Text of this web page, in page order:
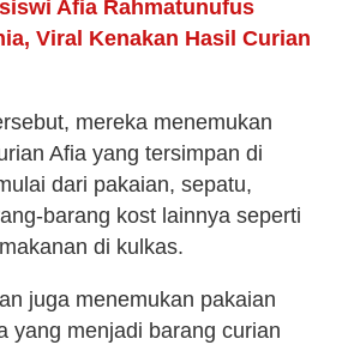
Afia Rahmatunufus
Viral Kenakan Hasil Curian
mereka menemukan
Afia yang tersimpan di
dari pakaian, sepatu,
barang kost lainnya seperti
di kulkas.
juga menemukan pakaian
yang menjadi barang curian